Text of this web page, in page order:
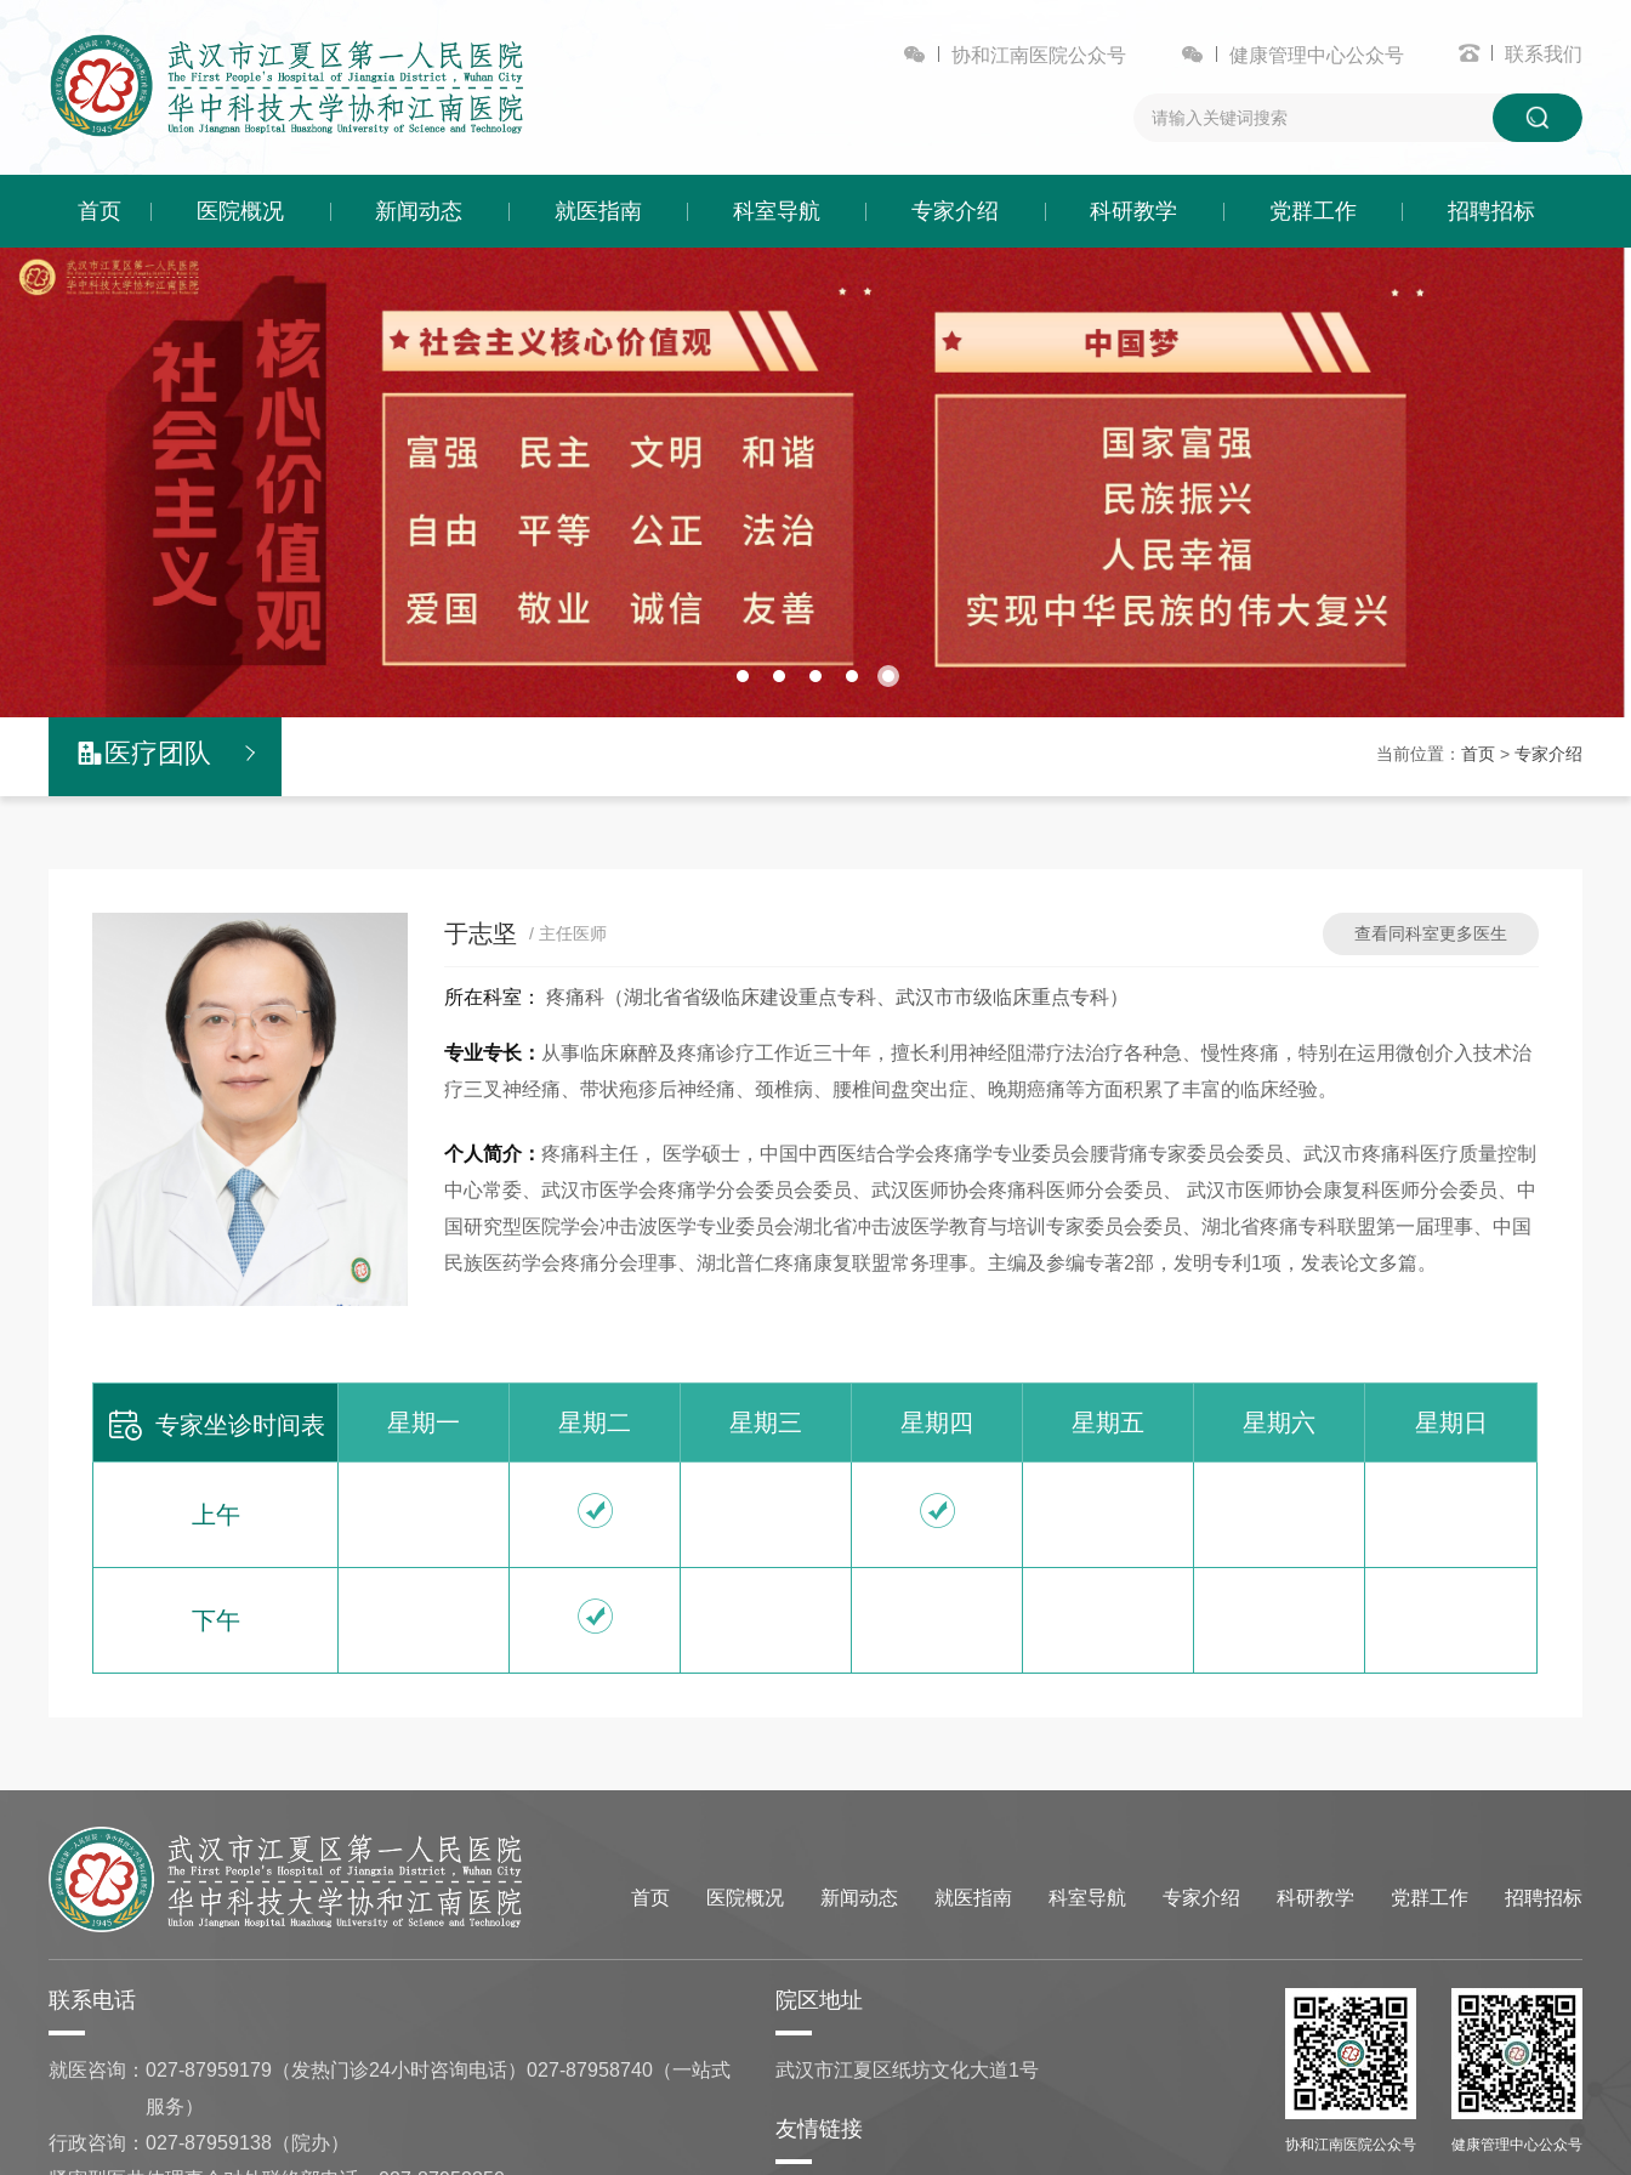
 协和江南医院公众号  健康管理中心公众号  联系我们
首页 医院概况 新闻动态 就医指南 科室导航 专家介绍 科研教学 党群工作 招聘招标
 医疗团队 当前位置： 首页> 专家介绍
查看同科室更多医生
于志坚 / 主任医师
所在科室：疼痛科（湖北省省级临床建设重点专科、武汉市市级临床重点专科）
专业专长： 从事临床麻醉及疼痛诊疗工作近三十年，擅长利用神经阻滞疗法治疗各种急、慢性疼痛，特别在运用微创介入技术治
疗三叉神经痛、带状疱疹后神经痛、颈椎病、腰椎间盘突出症、晚期癌痛等方面积累了丰富的临床经验。
个人简介：疼痛科主任， 医学硕士，中国中西医结合学会疼痛学专业委员会腰背痛专家委员会委员、武汉市疼痛科医疗质量控制
中心常委、武汉市医学会疼痛学分会委员会委员、武汉医师协会疼痛科医师分会委员、 武汉市医师协会康复科医师分会委员、中
国研究型医院学会冲击波医学专业委员会湖北省冲击波医学教育与培训专家委员会委员、湖北省疼痛专科联盟第一届理事、中国
民族医药学会疼痛分会理事、湖北普仁疼痛康复联盟常务理事。主编及参编专著2部，发明专利1项，发表论文多篇。
 专家坐诊时间表 星期一 星期二 星期三 星期四 星期五 星期六 星期日
上午  
下午 
首页 医院概况 新闻动态 就医指南 科室导航 专家介绍 科研教学 党群工作 招聘招标
协和江南医院公众号 健康管理中心公众号
联系电话
就医咨询：027-87959179（发热门诊24小时咨询电话）027-87958740（一站式
服务）
行政咨询：027-87959138（院办）
院区地址
武汉市江夏区纸坊文化大道1号
友情链接